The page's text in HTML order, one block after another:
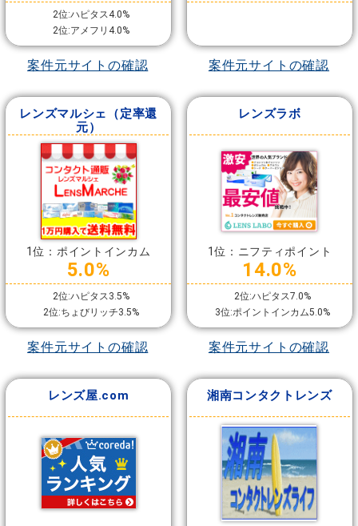
2位:ハピタス4.0%
2位:アメフリ4.0%
案件元サイトの確認 案件元サイトの確認
レンズマルシェ（定率還
元）
1位：ポイントインカム
5.0%
2位:ハピタス3.5%
2位:ちょびリッチ3.5%
案件元サイトの確認
レンズラボ
1位：ニフティポイント
14.0%
2位:ハピタス7.0%
3位:ポイントインカム5.0%
案件元サイトの確認
レンズ屋.com 湘南コンタクトレンズ